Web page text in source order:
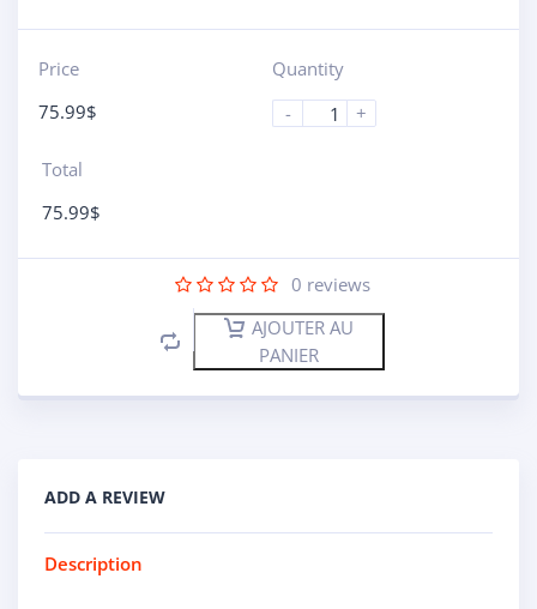
Price
75.99$
Quantity
-
+
Total
75.99$
0 reviews
AJOUTER AU
PANIER
ADD A REVIEW
Description